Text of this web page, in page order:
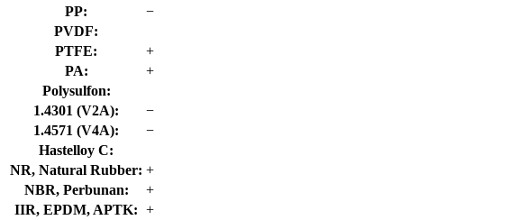
PP:
−
PVDF:
PTFE:
+
PA:
+
Polysulfon:
1.4301 (V2A):
−
1.4571 (V4A):
−
Hastelloy C:
NR, Natural Rubber: +
NBR, Perbunan:
+
IIR, EPDM, APTK: +